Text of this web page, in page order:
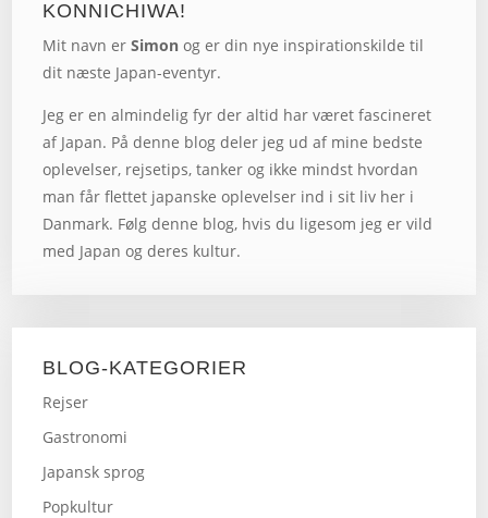
KONNICHIWA!
Mit navn erSimon og er din nye inspirationskilde til
dit næste Japan-eventyr.
Jeg er en almindelig fyr der altid har været fascineret
af Japan. På denne blog deler jeg ud af mine bedste
oplevelser, rejsetips, tanker og ikke mindst hvordan
man får flettet japanske oplevelser ind i sit liv her i
Danmark. Følg denne blog, hvis du ligesom jeg er vild
med Japan og deres kultur.
BLOG-KATEGORIER
Rejser
Gastronomi
Japansk sprog
Popkultur